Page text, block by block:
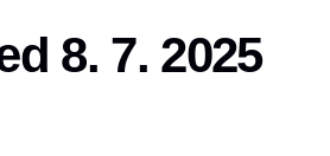
8. 7. 2025